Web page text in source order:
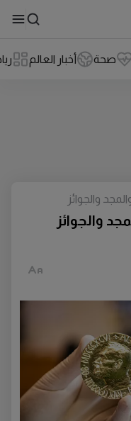
صحة أخبار العالم
والجوائز
والجوائز